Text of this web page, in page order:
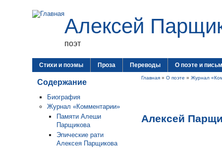
Алексей
поэт
Стихи и поэмы Проза Переводы О поэте и
Содержание
Биография
Журнал «Комментарии»
Памяти Алеши
Парщикова
Эпические рати
Алексея Парщикова
Главная » О поэте » Журнал
Алексей